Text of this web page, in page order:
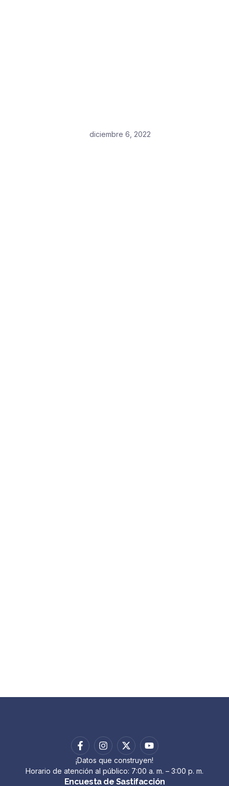
diciembre 6, 2022
¡Datos que construyen!
Horario de atención al público: 7:00 a. m. – 3:00 p. m.
Encuesta de Sastifacción